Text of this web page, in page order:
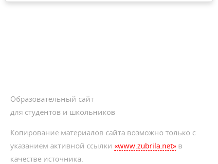
Образовательный сайт
для студентов и школьников
Копирование материалов сайта возможно только с
указанием активной ссылки«www.zubrila.net» в
качестве источника.